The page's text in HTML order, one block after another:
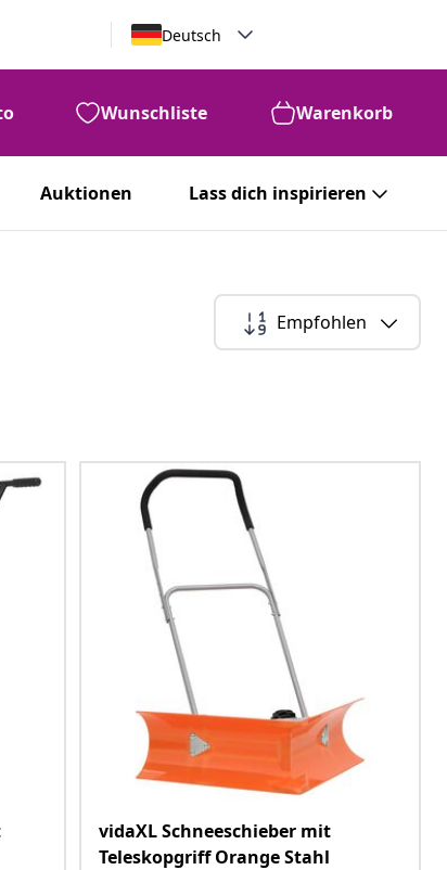
Deutsch
Wunschliste Warenkorb
Auktionen Lass dich inspirieren
Empfohlen
vidaXL Schneeschieber mit
Teleskopgriff Orange Stahl